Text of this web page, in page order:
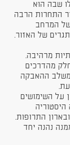
שבה הוא
התחרות הרבה
של המרחב
של האזור.
מרהיבה.
מהדרכים
משלב ההאבקה
על השימושים
התרופות.
נהנה יחד